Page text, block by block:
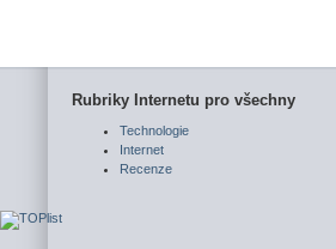
Rubriky Internetu pro všechny
Technologie
Internet
Recenze